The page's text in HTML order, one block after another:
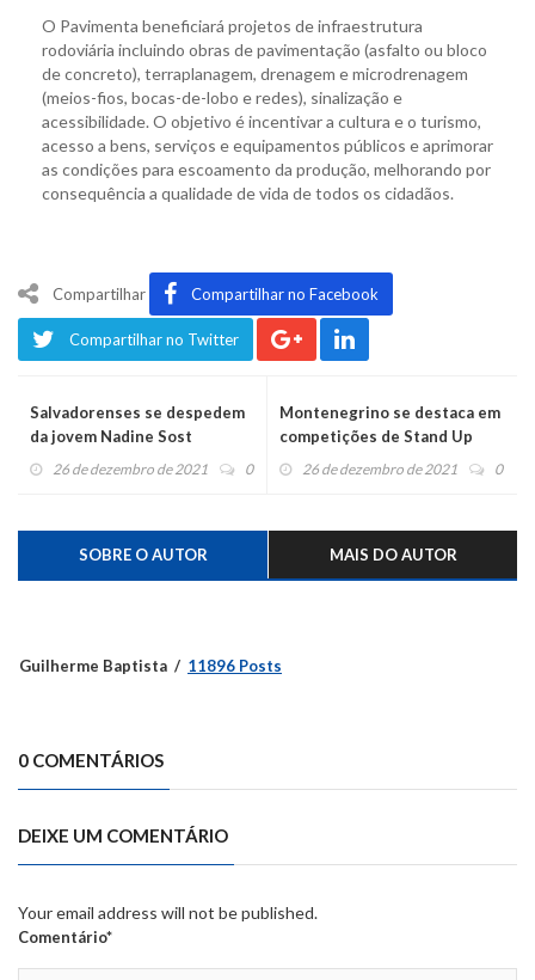
O Pavimenta beneficiará projetos de infraestrutura
rodoviária incluindo obras de pavimentação (asfalto ou bloco
de concreto), terraplanagem, drenagem e microdrenagem
(meios-fios, bocas-de-lobo e redes), sinalização e
acessibilidade. O objetivo é incentivar a cultura e o turismo,
acesso a bens, serviços e equipamentos públicos e aprimorar
as condições para escoamento da produção, melhorando por
consequência a qualidade de vida de todos os cidadãos.
Compartilhar Compartilhar no Facebook
Compartilhar no Twitter
Salvadorenses se despedem
da jovem Nadine Sost
26 de dezembro de 2021 0
Montenegrino se destaca em
competições de Stand Up
Paddle26 de dezembro de 2021 0
SOBRE O AUTOR MAIS DO AUTOR
Guilherme Baptista 11896 Posts
0 COMENTÁRIOS
DEIXE UM COMENTÁRIO
Your email address will not be published.
Comentário*